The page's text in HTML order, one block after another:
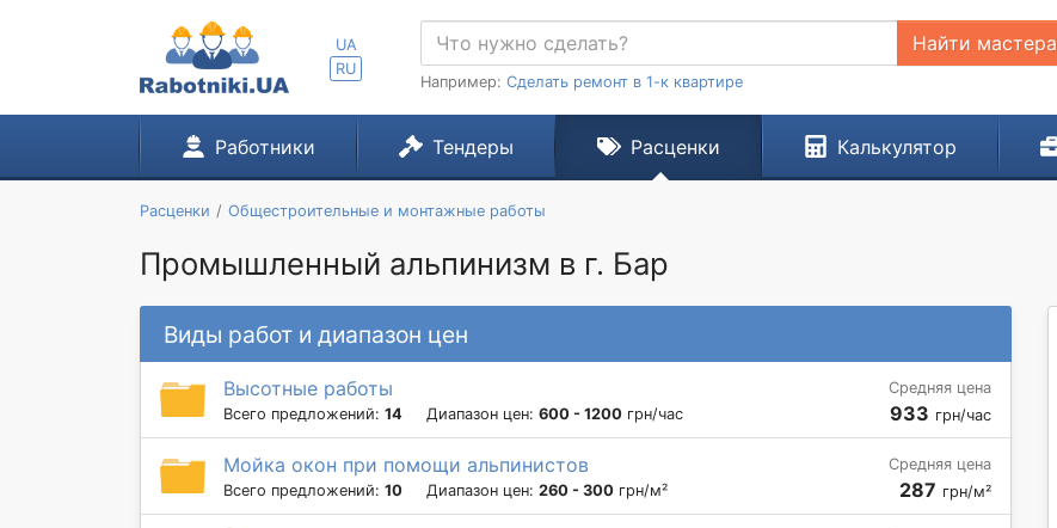
UA
RU
Найти мастера
Например: Сделать ремонт в 1-к квартире
Работники Тендеры Расценки Калькулятор
Расценки Общестроительные и монтажные работы
Промышленный альпинизм в г. Бар
Виды работ и диапазон цен
Высотные работы
Всего предложений: 14 Диапазон цен: 600 - 1200 грн/час
Средняя цена
933 грн/час
Мойка окон при помощи альпинистов
Всего предложений: 10 Диапазон цен: 260 - 300 грн/м²
Средняя цена
287 грн/м²